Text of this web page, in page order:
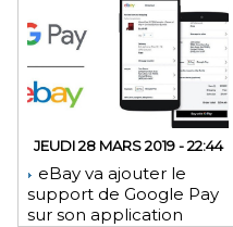
JEUDI 28 MARS 2019 - 22:44
eBay va ajouter le
support de Google Pay
sur son application